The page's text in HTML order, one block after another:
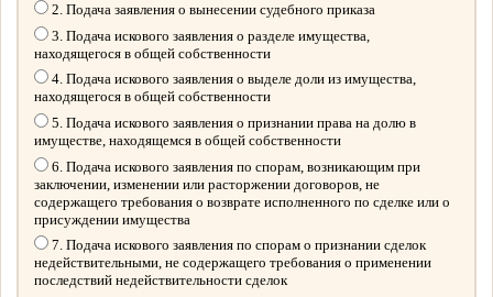
2. Подача заявления о вынесении судебного приказа
3. Подача искового заявления о разделе имущества,
находящегося в общей собственности
4. Подача искового заявления о выделе доли из имущества,
находящегося в общей собственности
5. Подача искового заявления о признании права на долю в
имуществе, находящемся в общей собственности
6. Подача искового заявления по спорам, возникающим при
заключении, изменении или расторжении договоров, не
содержащего требования о возврате исполненного по сделке или о
присуждении имущества
7. Подача искового заявления по спорам о признании сделок
недействительными, не содержащего требования о применении
последствий недействительности сделок